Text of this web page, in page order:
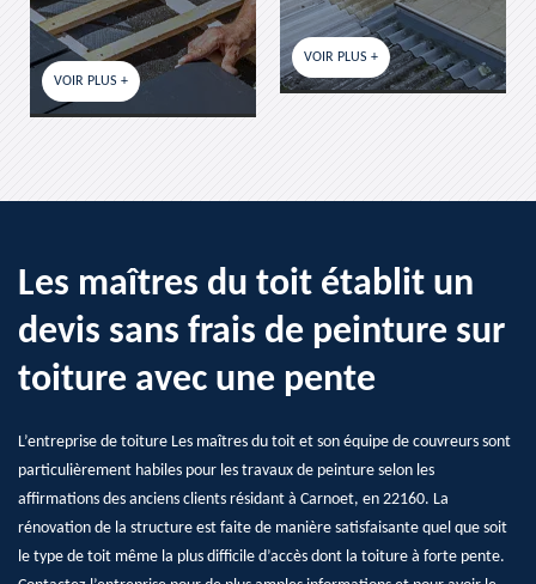
VOIR PLUS +
VOIR PLUS +
Les maîtres du toit établit un
devis sans frais de peinture sur
toiture avec une pente
L’entreprise de toiture Les maîtres du toit et son équipe de couvreurs sont
particulièrement habiles pour les travaux de peinture selon les
affirmations des anciens clients résidant à Carnoet, en 22160. La
rénovation de la structure est faite de manière satisfaisante quel que soit
le type de toit même la plus difficile d’accès dont la toiture à forte pente.